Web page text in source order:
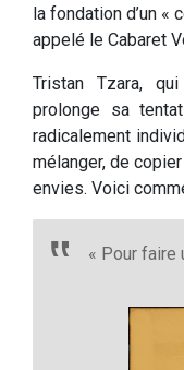
la fondation d’un
appelé le Cabaret
Tristan Tzara,
prolonge sa
radicalement
mélanger, de
envies. Voici
« Pour faire